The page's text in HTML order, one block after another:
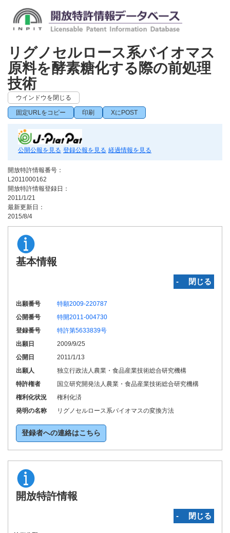
リグノセルロース系バイオマス
原料を酵素糖化する際の前処理
技術
ウインドウを閉じる
固定URLをコピー 印刷 XにPOST
公開公報を見る 登録公報を見る 経過情報を見る
開放特許情報番号：
L2011000162
開放特許情報登録日：
2011/1/21
最新更新日：
2015/8/4
基本情報
‐ 閉じる
出願番号
特願2009-220787
公開番号
特開2011-004730
登録番号
特許第5633839号
出願日
2009/9/25
公開日
2011/1/13
出願人
独立行政法人農業・食品産業技術総合研究機構
特許権者
国立研究開発法人農業・食品産業技術総合研究機構
権利化状況
権利化済
発明の名称
リグノセルロース系バイオマスの変換方法
登録者への連絡はこちら
開放特許情報
‐ 閉じる